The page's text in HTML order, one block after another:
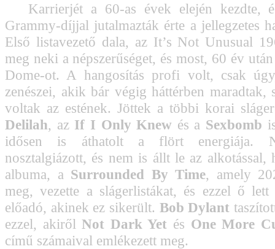
Karrierjét a 60-as évek elején kezdte,
Grammy-díjjal jutalmazták érte a jellegzetes
Első listavezető dala, az It’s Not Unusual
meg neki a népszerűséget, és most, 60 év
Dome-ot. A hangosítás profi volt, csak
zenészei, akik bár végig háttérben maradtak,
voltak az estének. Jöttek a többi korai
Delilah, az If I Only Knew és a Sexbomb
idősen is áthatolt a flört energiája.
nosztalgiázott, és nem is állt le az
albuma, a Surrounded By Time, amely
meg, vezette a slágerlistákat, és ezzel ő lett
előadó, akinek ez sikerült. Bob Dylant
ezzel, akirőlNot Dark Yet és One More
című számaival emlékezett meg.